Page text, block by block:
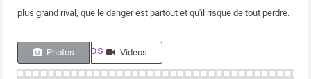
plus grand rival, que le danger est partout et qu'il risque de tout perdre.
Photos & videos
Photos Videos